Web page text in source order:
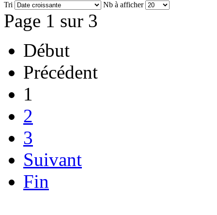
Tri Nb à afficher
Page 1 sur 3
Début
Précédent
1
2
3
Suivant
Fin